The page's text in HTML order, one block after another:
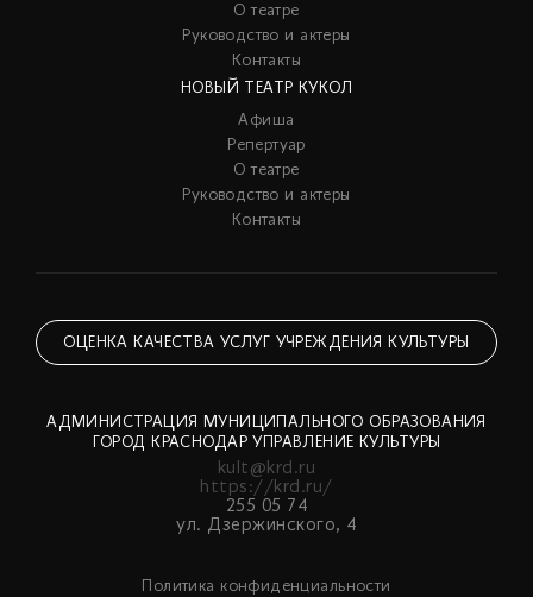
О театре
Руководство и актеры
Контакты
НОВЫЙ ТЕАТР КУКОЛ
Афиша
Репертуар
О театре
Руководство и актеры
Контакты
ОЦЕНКА КАЧЕСТВА УСЛУГ УЧРЕЖДЕНИЯ КУЛЬТУРЫ
АДМИНИСТРАЦИЯ МУНИЦИПАЛЬНОГО ОБРАЗОВАНИЯ
ГОРОД КРАСНОДАР УПРАВЛЕНИЕ КУЛЬТУРЫ
kult@krd.ru
https://krd.ru/
255 05 74
ул. Дзержинского, 4
Политика конфиденциальности